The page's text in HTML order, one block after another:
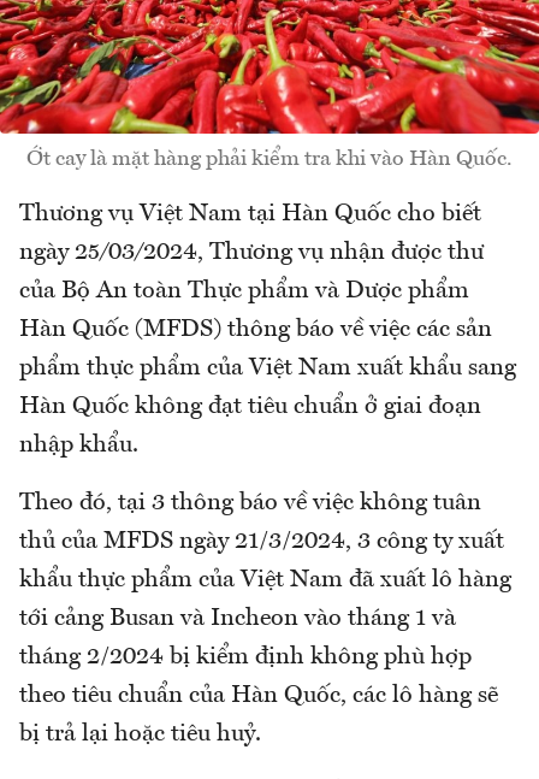
Ớt cay là mặt hàng phải kiểm tra khi vào Hàn Quốc.
Thương vụ Việt Nam tại Hàn Quốc cho biết
ngày 25⁄03⁄2024, Thương vụ nhận được thư
của Bộ An toàn Thực phẩm và Dược phẩm
Hàn Quốc (MFDS) thông báo về việc các sản
phẩm thực phẩm của Việt Nam xuất khẩu sang
Hàn Quốc không đạt tiêu chuẩn ở giai đoạn
nhập khẩu.
Theo đó, tại 3 thông báo về việc không tuân
thủ của MFDS ngày 21/3/2024, 3 công ty xuất
khẩu thực phẩm của Việt Nam đã xuất lô hàng
tới cảng Busan và Incheon vào tháng 1 và
tháng 2/2024 bị kiểm định không phù hợp
theo tiêu chuẩn của Hàn Quốc, các lô hàng sẽ
bị trả lại hoặc tiêu huỷ.